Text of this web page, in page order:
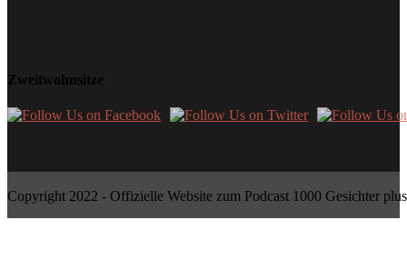
Zweitwohnsitze
Copyright 2022 - Offizielle Website zum Podcast 1000 Gesichter